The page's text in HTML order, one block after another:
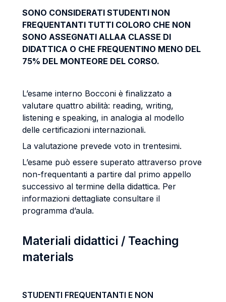
SONO CONSIDERATI STUDENTI NON
FREQUENTANTI TUTTI COLORO CHE NON
SONO ASSEGNATI ALLAA CLASSE DI
DIDATTICA O CHE FREQUENTINO MENO DEL
75% DEL MONTEORE DEL CORSO.
L’esame interno Bocconi è finalizzato a
valutare quattro abilità: reading, writing,
listening e speaking, in analogia al modello
delle certificazioni internazionali.
La valutazione prevede voto in trentesimi.
L’esame può essere superato attraverso prove
non-frequentanti a partire dal primo appello
successivo al termine della didattica. Per
informazioni dettagliate consultare il
programma d’aula.
Materiali didattici / Teaching
materials
STUDENTI FREQUENTANTI E NON